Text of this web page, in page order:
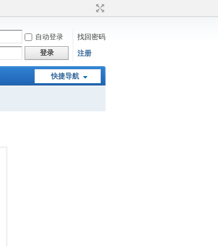
自动登录
找回密码
登录 注册
快捷导航